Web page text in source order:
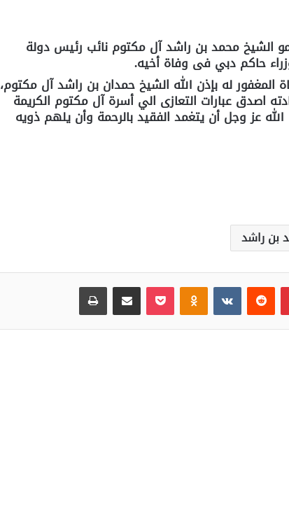
الشيخ محمد بن راشد آل مكتوم نائب رئيس دولة
حاكم دبي فى وفاة أخيه.
المغفور له بإذن الله الشيخ حمدان بن راشد آل مكتوم،
اصدق عبارات التعازى الي أسرة آل مكتوم الكريمة
عز وجل أن يتغمد الفقيد بالرحمة وأن يلهم ذويه
بن راشد
بينتيريست بوكيت